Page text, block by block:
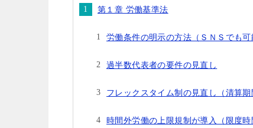
第１章 労働基準法
労働条件の明示の方法（ＳＮＳでも可
過半数代表者の要件の見直し
フレックスタイム制の見直し（清算期
時間外労働の上限規制が導入（限度時